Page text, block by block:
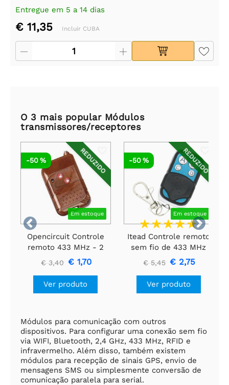
Entregue em 5 a 14 dias
€ 11,35 Incluir CUBA
O 3 mais popular Módulos
transmissores/receptores


REDUZIDO
Em estoque
-50 %
Opencircuit Controle
remoto 433 MHz - 2
canais
€ 3,40 € 1,70
Ver produto
REDUZIDO
Em estoque
-50 %
Itead Controle remoto
sem fio de 433 MHz
com 4 botões
€ 5,45 € 2,75
Ver produto
Módulos para comunicação com outros
dispositivos. Para configurar uma conexão sem fio
via WIFI, Bluetooth, 2,4 GHz, 433 MHz, RFID e
infravermelho. Além disso, também existem
módulos para recepção de sinais GPS, envio de
mensagens SMS ou simplesmente conversão de
comunicação paralela para serial.